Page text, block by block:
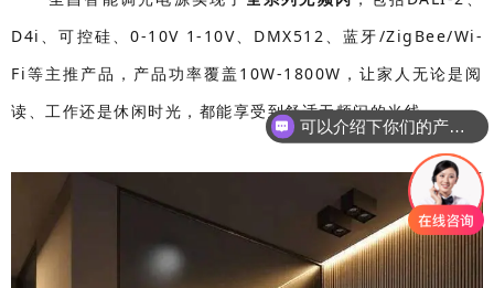
D4i、可控硅、0-10V 1-10V、DMX512、蓝牙/ZigBee/Wi-
Fi等主推产品，产品功率覆盖10W-1800W，让家人无论是阅
读、工作还是休闲时光，都能享受到舒适无频闪的光线。
可以介绍下你们的产品么？